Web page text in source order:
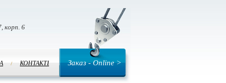
корп. 6
/ КОНТАКТЫ Заказ - Online >